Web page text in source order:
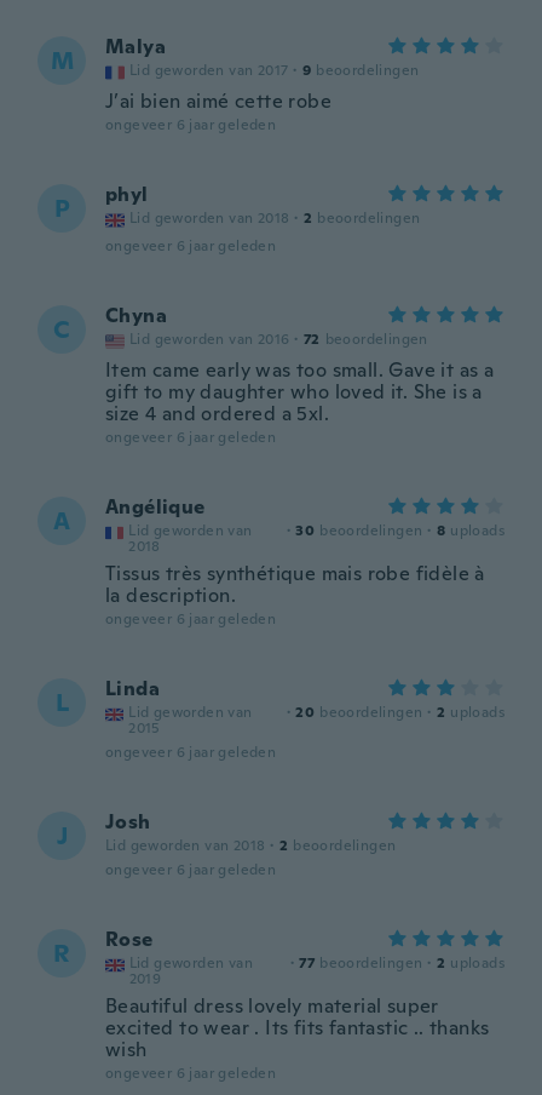
M Malya
Lid geworden van 2017 · 9 beoordelingen
J’ai bien aimé cette robe
ongeveer 6 jaar geleden
P phyl
Lid geworden van 2018 · 2 beoordelingen
ongeveer 6 jaar geleden
C Chyna
Lid geworden van 2016 · 72 beoordelingen
Item came early was too small. Gave it as a
gift to my daughter who loved it. She is a
size 4 and ordered a 5xl.
ongeveer 6 jaar geleden
A Angélique
Lid geworden van
2018
· 30 beoordelingen · 8 uploads
Tissus très synthétique mais robe fidèle à
la description.
ongeveer 6 jaar geleden
L Linda
Lid geworden van
2015
· 20 beoordelingen · 2 uploads
ongeveer 6 jaar geleden
J Josh
Lid geworden van 2018 · 2 beoordelingen
ongeveer 6 jaar geleden
R Rose
Lid geworden van
2019
· 77 beoordelingen · 2 uploads
Beautiful dress lovely material super
excited to wear . Its fits fantastic .. thanks
wish
ongeveer 6 jaar geleden